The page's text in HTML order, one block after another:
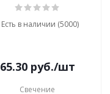
Есть в наличии (5000)
65.30руб./шт
Свечение